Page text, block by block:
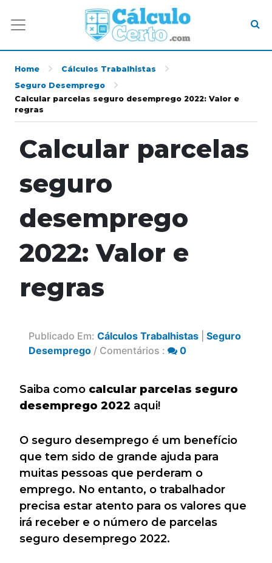
Home
Cálculos Trabalhistas
Seguro Desemprego
Calcular parcelas seguro desemprego 2022: Valor e
regras
Calcular parcelas
seguro
desemprego
2022: Valor e
regras
Publicado Em: Cálculos Trabalhistas
Seguro
Desemprego / Comentários : 0
Saiba como calcular parcelas seguro
desemprego 2022 aqui!
O seguro desemprego é um benefício
que tem sido de grande ajuda para
muitas pessoas que perderam o
emprego. No entanto, o trabalhador
precisa estar atento para os valores que
irá receber e o número de parcelas
seguro desemprego 2022.